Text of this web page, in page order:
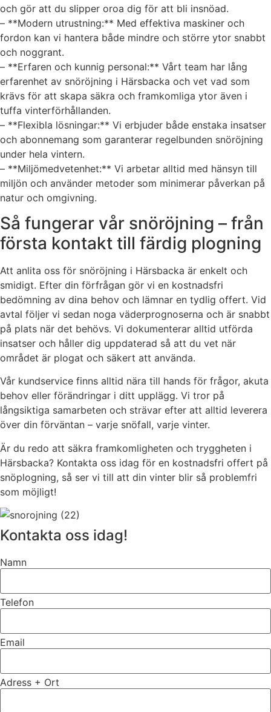
och gör att du slipper oroa dig för att bli insnöad.
– **Modern utrustning:** Med effektiva maskiner och
fordon kan vi hantera både mindre och större ytor snabbt
och noggrant.
– **Erfaren och kunnig personal:** Vårt team har lång
erfarenhet av snöröjning i Härsbacka och vet vad som
krävs för att skapa säkra och framkomliga ytor även i
tuffa vinterförhållanden.
– **Flexibla lösningar:** Vi erbjuder både enstaka insatser
och abonnemang som garanterar regelbunden snöröjning
under hela vintern.
– **Miljömedvetenhet:** Vi arbetar alltid med hänsyn till
miljön och använder metoder som minimerar påverkan på
natur och omgivning.
Så fungerar vår snöröjning – från
första kontakt till färdig plogning
Att anlita oss för snöröjning i Härsbacka är enkelt och
smidigt. Efter din förfrågan gör vi en kostnadsfri
bedömning av dina behov och lämnar en tydlig offert. Vid
avtal följer vi sedan noga väderprognoserna och är snabbt
på plats när det behövs. Vi dokumenterar alltid utförda
insatser och håller dig uppdaterad så att du vet när
området är plogat och säkert att använda.
Vår kundservice finns alltid nära till hands för frågor, akuta
behov eller förändringar i ditt upplägg. Vi tror på
långsiktiga samarbeten och strävar efter att alltid leverera
över din förväntan – varje snöfall, varje vinter.
Är du redo att säkra framkomligheten och tryggheten i
Härsbacka? Kontakta oss idag för en kostnadsfri offert på
snöplogning, så ser vi till att din vinter blir så problemfri
som möjligt!
Kontakta oss idag!
Namn
Telefon
Email
Adress + Ort